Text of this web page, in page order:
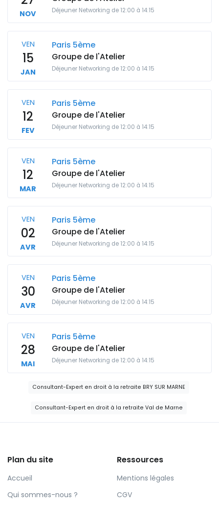
NOV Déjeuner Networking de 12:00 à 14:15
VEN
15
JAN
Paris 5ème
Groupe de l'Atelier
Déjeuner Networking de 12:00 à 14:15
VEN
12
FEV
Paris 5ème
Groupe de l'Atelier
Déjeuner Networking de 12:00 à 14:15
VEN
12
MAR
Paris 5ème
Groupe de l'Atelier
Déjeuner Networking de 12:00 à 14:15
VEN
02
AVR
Paris 5ème
Groupe de l'Atelier
Déjeuner Networking de 12:00 à 14:15
VEN
30
AVR
Paris 5ème
Groupe de l'Atelier
Déjeuner Networking de 12:00 à 14:15
VEN
28
MAI
Paris 5ème
Groupe de l'Atelier
Déjeuner Networking de 12:00 à 14:15
Consultant-Expert en droit à la retraite BRY SUR MARNE
Consultant-Expert en droit à la retraite Val de Marne
Plan du site
Accueil
Qui sommes-nous ?
Ressources
Mentions légales
CGV